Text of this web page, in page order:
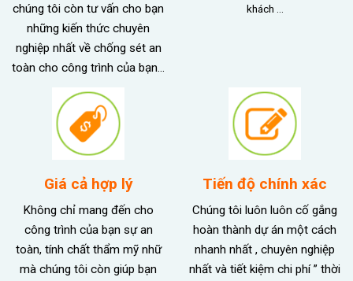
chúng tôi còn tư vấn cho bạn
những kiến thức chuyên
nghiệp nhất về chống sét an
toàn cho công trình của bạn…
khách …
Giá cả hợp lý
Không chỉ mang đến cho
công trình của bạn sự an
toàn, tính chất thẩm mỹ nhữ
mà chúng tôi còn giúp bạn
Tiến độ chính xác
Chúng tôi luôn luôn cố gắng
hoàn thành dự án một cách
nhanh nhất , chuyên nghiệp
nhất và tiết kiệm chi phí ” thời